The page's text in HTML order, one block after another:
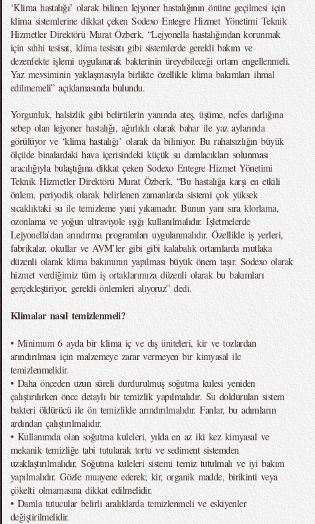
‘Klima hastalığı’ olarak bilinen lejyoner hastalığının önüne geçilmesi için
klima sistemlerine dikkat çeken Sodexo Entegre Hizmet Yönetimi Teknik
Hizmetler Direktörü Murat Özberk, “Lejyonella hastalığından korunmak
için sıhhi tesisat, klima tesisatı gibi sistemlerde gerekli bakım ve
dezenfekte işlemi uygulanarak bakterinin üreyebileceği ortam engellenmeli.
Yaz mevsiminin yaklaşmasıyla birlikte özellikle klima bakımları ihmal
edilmemeli” açıklamasında bulundu.
Yorgunluk, halsizlik gibi belirtilerin yanında ateş, üşüme, nefes darlığına
sebep olan lejyoner hastalığı, ağırlıklı olarak bahar ile yaz aylarında
görülüyor ve ‘klima hastalığı’ olarak da biliniyor. Bu rahatsızlığın büyük
ölçüde binalardaki hava içerisindeki küçük su damlacıkları solunması
aracılığıyla bulaştığına dikkat çeken Sodexo Entegre Hizmet Yönetimi
Teknik Hizmetler Direktörü Murat Özberk, “Bu hastalığa karşı en etkili
önlem, periyodik olarak belirlenen zamanlarda sistemi çok yüksek
sıcaklıktaki su ile temizleme yani yıkamadır. Bunun yanı sıra klorlama,
ozonlama ve yoğun ultraviyole ışığı kullanılmalıdır. İşletmelerde
Lejyonella’dan arındırma programları uygulanmalıdır. Özellikle iş yerleri,
fabrikalar, okullar ve AVM’ler gibi gibi kalabalık ortamlarda mutlaka
düzenli olarak klima bakımının yapılması büyük önem taşır. Sodexo olarak
hizmet verdiğimiz tüm iş ortaklarımıza düzenli olarak bu bakımları
gerçekleştiriyor, gerekli önlemleri alıyoruz” dedi.
Klimalar nasıl temizlenmeli?
• Minimum 6 ayda bir klima iç ve dış üniteleri, kir ve tozlardan
arındırılması için malzemeye zarar vermeyen bir kimyasal ile
temizlenmelidir.
• Daha önceden uzun süreli durdurulmuş soğutma kulesi yeniden
çalıştırılırken önce detaylı bir temizlik yapılmalıdır. Su doldurulan sistem
bakteri öldürücü ile ön temizlikle arındırılmalıdır. Fanlar, bu adımların
ardından çalıştırılmalıdır.
• Kullanımda olan soğutma kuleleri, yılda en az iki kez kimyasal ve
mekanik temizliğe tabi tutularak tortu ve sediment sistemden
uzaklaştırılmalıdır. Soğutma kuleleri sistemi temiz tutulmalı ve iyi bakım
yapılmalıdır. Gözle muayene ederek; kir, organik madde, birikinti veya
çökelti olmamasına dikkat edilmelidir.
• Damla tutucular belirli aralıklarda temizlenmeli ve eskiyenler
değiştirilmelidir.